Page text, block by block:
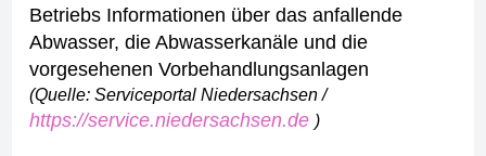
Betriebs Informationen über das anfallende
Abwasser, die Abwasserkanäle und die
vorgesehenen Vorbehandlungsanlagen
(Quelle: Serviceportal Niedersachsen /
https://service.niedersachsen.de )